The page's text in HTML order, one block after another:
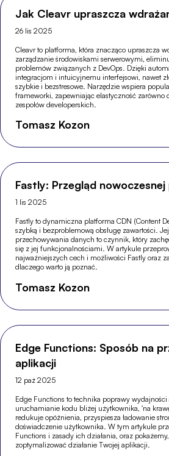
Jak Cleavr upraszcza
26 lis 2025
Cleavr to platforma, która znacząco upraszcza
zarządzanie środowiskami serwerowymi,
problemów związanych z DevOps. Dzięki
integracjom i intuicyjnemu interfejsowi, nawet
szybkie i bezstresowe. Narzędzie wspiera
frameworki, zapewniając elastyczność zarówno
zespołów developerskich.
Tomasz Kozon
Fastly: Przegląd
1 lis 2025
Fastly to dynamiczna platforma CDN (Content
szybką i bezproblemową obsługę zawartości.
przechowywania danych to czynnik, który
się z jej funkcjonalnościami. W artykule
najważniejszych cech i możliwości Fastly oraz
dlaczego warto ją poznać.
Tomasz Kozon
Edge Functions: Sposób na
aplikacji
12 paź 2025
Edge Functions to technika poprawy
uruchamianie kodu bliżej użytkownika, 'na
redukuje opóźnienia, przyspiesza ładowanie
doświadczenie użytkownika. W tym artykule
Functions i zasady ich działania, oraz
zoptymalizować działanie Twojej aplikacji.